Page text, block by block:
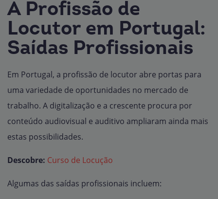
A Profissão de
Locutor em Portugal:
Saídas Profissionais
Em Portugal, a profissão de locutor abre portas para
uma variedade de oportunidades no mercado de
trabalho. A digitalização e a crescente procura por
conteúdo audiovisual e auditivo ampliaram ainda mais
estas possibilidades.
Descobre: Curso de Locução
Algumas das saídas profissionais incluem: